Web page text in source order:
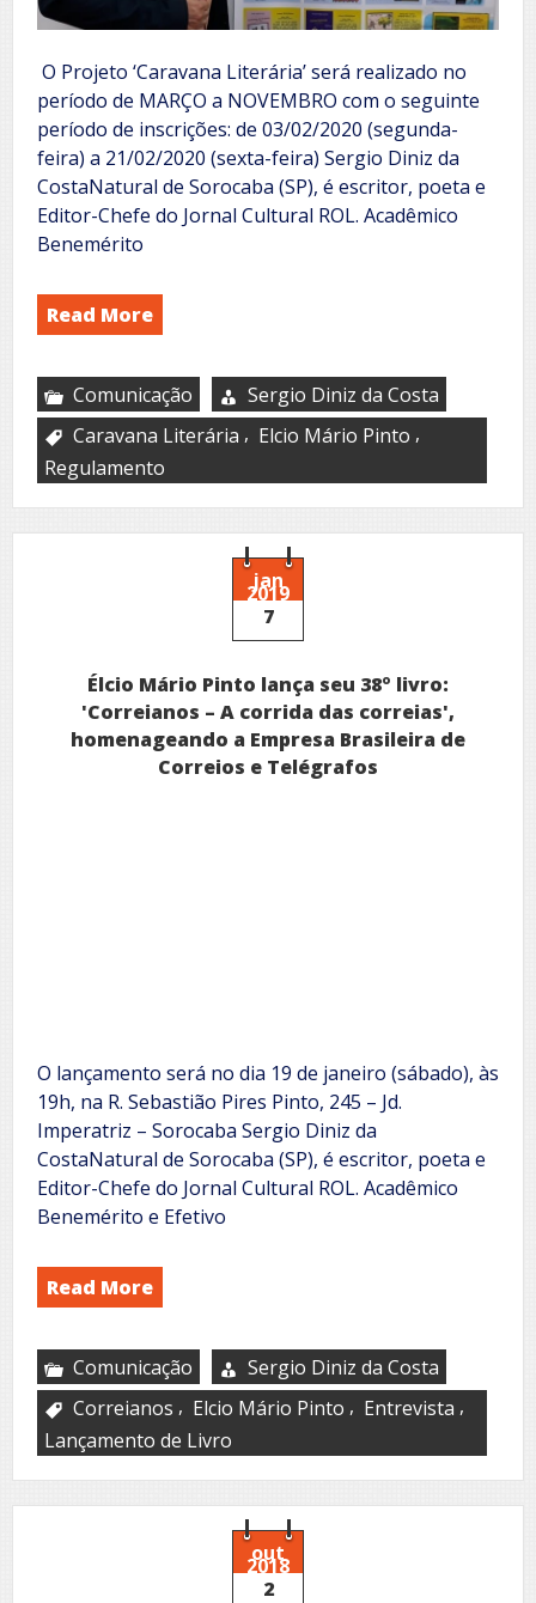
O Projeto ‘Caravana Literária’ será realizado no
período de MARÇO a NOVEMBRO com o seguinte
período de inscrições: de 03/02/2020 (segunda-
feira) a 21/02/2020 (sexta-feira) Sergio Diniz da
CostaNatural de Sorocaba (SP), é escritor, poeta e
Editor-Chefe do Jornal Cultural ROL. Acadêmico
Benemérito
Read More
Comunicação
Sergio Diniz da Costa
Caravana Literária , Elcio Mário Pinto ,
Regulamento
jan
2019
7
Élcio Mário Pinto lança seu 38º livro:
'Correianos – A corrida das correias',
homenageando a Empresa Brasileira de
Correios e Telégrafos
O lançamento será no dia 19 de janeiro (sábado), às
19h, na R. Sebastião Pires Pinto, 245 – Jd.
Imperatriz – Sorocaba Sergio Diniz da
CostaNatural de Sorocaba (SP), é escritor, poeta e
Editor-Chefe do Jornal Cultural ROL. Acadêmico
Benemérito e Efetivo
Read More
Comunicação
Sergio Diniz da Costa
Correianos , Elcio Mário Pinto , Entrevista ,
Lançamento de Livro
out
2018
2